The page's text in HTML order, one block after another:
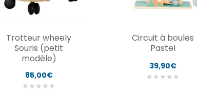
Trotteur wheely
Souris (petit
modèle)
85,00€
★ ★ ★ ★ ★
Circuit à boules
Pastel
39,90€
★ ★ ★ ★ ★